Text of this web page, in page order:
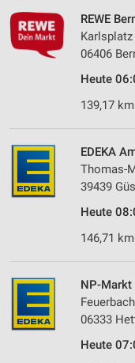
REWE
Karlsplatz
06406
Heute
139,17
EDEKA
Thomas-
39439
Heute
146,71 km
NP-
06333
Heute